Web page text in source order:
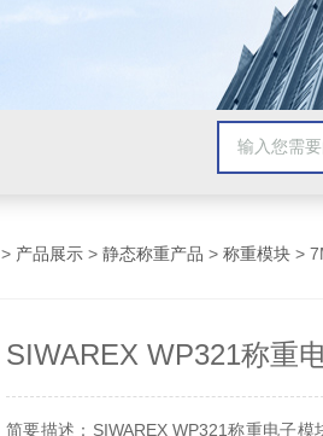
> 产品展示 > 静态称重产品 > 称重模块 >
SIWAREX WP321称重
简要描述：SIWAREX WP321称重电子